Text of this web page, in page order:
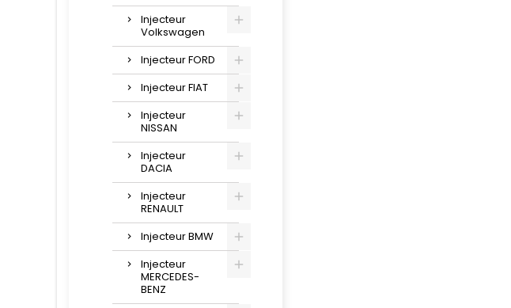
Injecteur
Volkswagen
Injecteur FORD
Injecteur FIAT
Injecteur
NISSAN
Injecteur
DACIA
Injecteur
RENAULT
Injecteur BMW
Injecteur
MERCEDES-
BENZ